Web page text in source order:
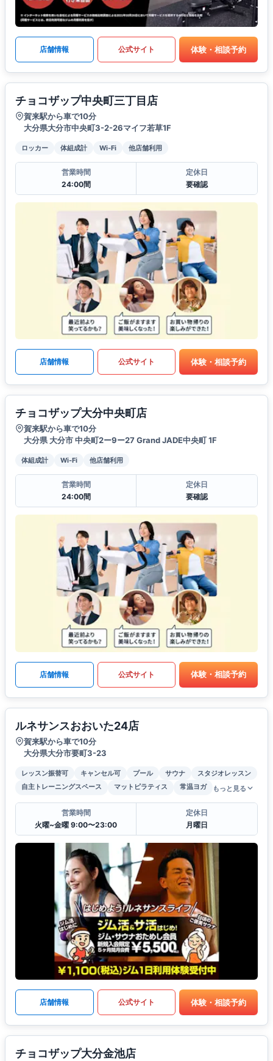
店舗情報 公式サイト 体験・相談予約
チョコザップ中央町三丁目店
賀来駅から車で10分
大分県大分市中央町3-2-26マイフ若草1F
ロッカー 体組成計 Wi-Fi 他店舗利用
営業時間
24:00間
定休日
要確認
店舗情報 公式サイト 体験・相談予約
チョコザップ大分中央町店
賀来駅から車で10分
大分県 大分市 中央町2ー9ー27 Grand JADE中央町 1F
体組成計 Wi-Fi 他店舗利用
営業時間
24:00間
定休日
要確認
店舗情報 公式サイト 体験・相談予約
ルネサンスおおいた24店
賀来駅から車で10分
大分県大分市要町3-23
レッスン振替可 キャンセル可 プール サウナ
スタジオレッスン
自主トレーニングスペース
マットピラティス 常温ヨガ もっと見る
営業時間
火曜~金曜 9:00〜23:00
定休日
月曜日
店舗情報 公式サイト 体験・相談予約
チョコザップ大分金池店